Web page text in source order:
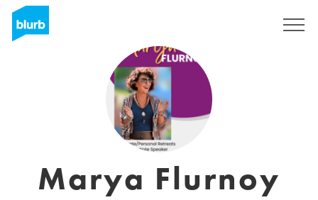
Marya Flurnoy